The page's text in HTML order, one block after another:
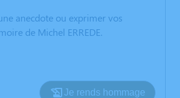
anecdote ou exprimer vos
de Michel ERREDE.
Je rends hommage